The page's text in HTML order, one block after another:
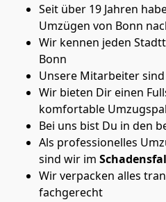
Seit über 19 Jahren
Umzügen von Bonn
Wir kennen jeden
Bonn
Unsere Mitarbeiter
Wir bieten Dir einen
komfortable
Bei uns bist Du in den
Als professionelles
sind wir im
Wir verpacken alles
fachgerecht